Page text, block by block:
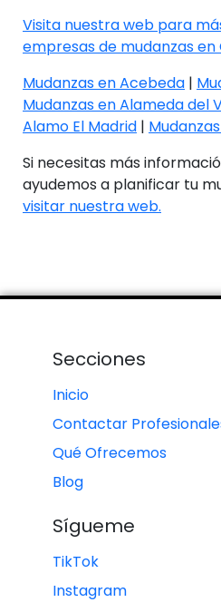
Visita nuestra web para
empresas de mudanzas en
Mudanzas en Acebeda |
Mudanzas en Alameda del
Alamo El Madrid |
Si necesitas más
ayudemos a planificar tu
visitar nuestra web.
Secciones
Inicio
Contactar
Qué Ofrecemos
Blog
Sígueme
TikTok
Instagram